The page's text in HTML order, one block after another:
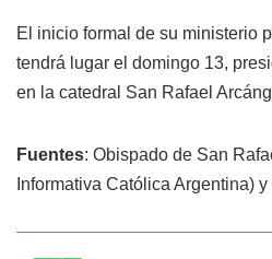
El inicio formal de su ministerio
tendrá lugar el domingo 13,
en la catedral San Rafael
Fuentes: Obispado de San
Informativa Católica Argentina)